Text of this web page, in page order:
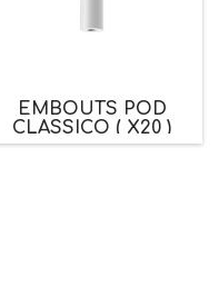
EMBOUTS POD
CLASSICO ( X20 )